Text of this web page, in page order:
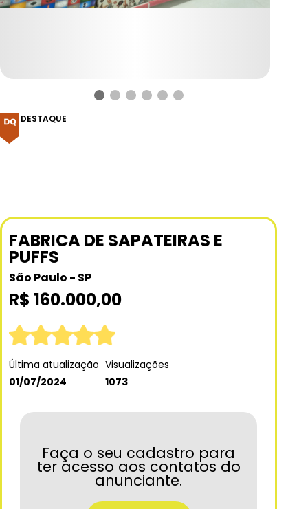
DESTAQUE
FABRICA DE SAPATEIRAS E
PUFFS
São Paulo - SP
R$ 160.000,00
Última atualização
01/07/2024
Visualizações
1073
Faça o seu cadastro para
ter acesso aos contatos do
anunciante.